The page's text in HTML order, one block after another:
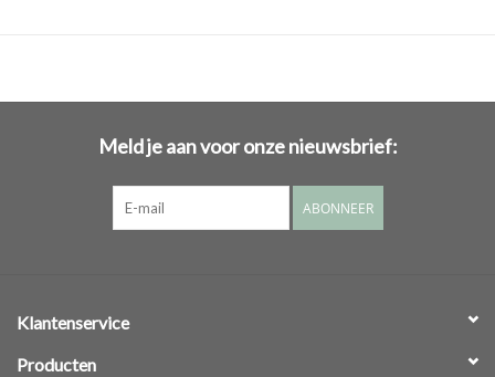
Meld je aan voor onze nieuwsbrief:
ABONNEER
Klantenservice
Producten